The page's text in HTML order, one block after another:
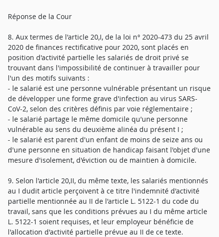
Réponse de la Cour
8. Aux termes de l'article 20,I, de la loi n° 2020-473 du 25 avril
2020 de finances rectificative pour 2020, sont placés en
position d'activité partielle les salariés de droit privé se
trouvant dans l'impossibilité de continuer à travailler pour
l'un des motifs suivants :
- le salarié est une personne vulnérable présentant un risque
de développer une forme grave d'infection au virus SARS-
CoV-2, selon des critères définis par voie réglementaire ;
- le salarié partage le même domicile qu'une personne
vulnérable au sens du deuxième alinéa du présent I ;
- le salarié est parent d'un enfant de moins de seize ans ou
d'une personne en situation de handicap faisant l'objet d'une
mesure d'isolement, d'éviction ou de maintien à domicile.
9. Selon l'article 20,II, du même texte, les salariés mentionnés
au I dudit article perçoivent à ce titre l'indemnité d'activité
partielle mentionnée au II de l'article L. 5122-1 du code du
travail, sans que les conditions prévues au I du même article
L. 5122-1 soient requises, et leur employeur bénéficie de
l'allocation d'activité partielle prévue au II de ce texte.